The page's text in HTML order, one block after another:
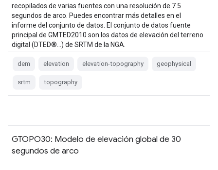
recopilados de varias fuentes con una resolución de 7.5
segundos de arco. Puedes encontrar más detalles en el
informe del conjunto de datos. El conjunto de datos fuente
principal de GMTED2010 son los datos de elevación del terreno
digital (DTED®…) de SRTM de la NGA.
dem elevation elevation-topography geophysical
srtm topography
GTOPO30: Modelo de elevación global de 30
segundos de arco